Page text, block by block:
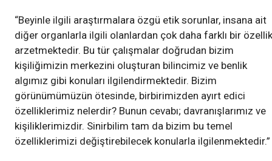
“Beyinle ilgili araştırmalara özgü etik sorunlar, insana ait
diğer organlarla ilgili olanlardan çok daha farklı bir özellik
arzetmektedir. Bu tür çalışmalar doğrudan bizim
kişiliğimizin merkezini oluşturan bilincimiz ve benlik
algımız gibi konuları ilgilendirmektedir. Bizim
görünümümüzün ötesinde, birbirimizden ayırt edici
özelliklerimiz nelerdir? Bunun cevabı; davranışlarımız ve
kişiliklerimizdir. Sinirbilim tam da bizim bu temel
özelliklerimizi değiştirebilecek konularla ilgilenmektedir.”